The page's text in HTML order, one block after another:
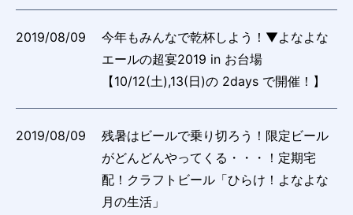
2019/08/09
今年もみんなで乾杯しよう！▼よなよな
エールの超宴2019 in お台場
【10/12(土),13(日)の 2days で開催！】
2019/08/09
残暑はビールで乗り切ろう！限定ビール
がどんどんやってくる・・・！定期宅
配！クラフトビール「ひらけ！よなよな
月の生活」